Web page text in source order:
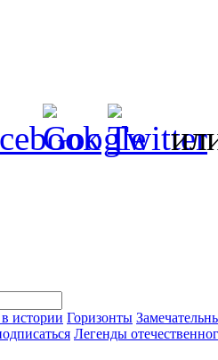
истории Горизонты
Легенды